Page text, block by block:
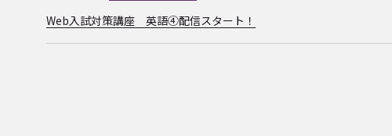
Web入試対策講座 英語④配信スタート！